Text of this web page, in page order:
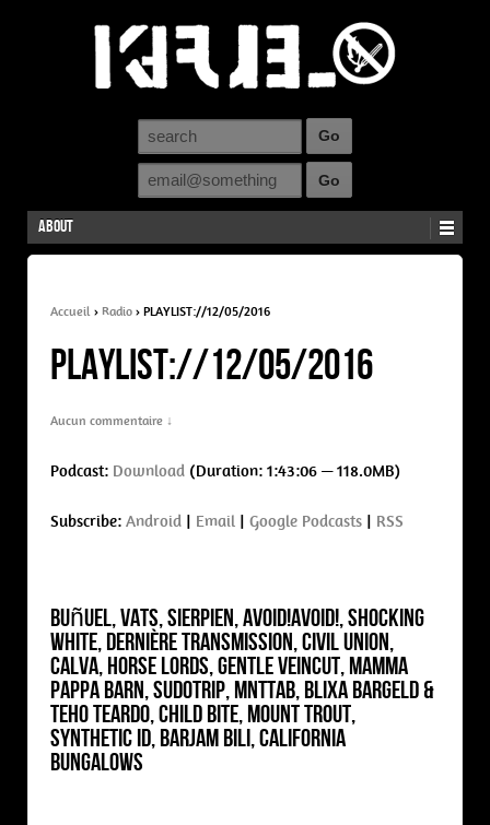
About
Accueil › Radio › PLAYLIST://12/05/2016
PLAYLIST://12/05/2016
Aucun commentaire ↓
Podcast: Download (Duration: 1:43:06 — 118.0MB)
Subscribe: Android Email Google Podcasts RSS
Buñuel, Vats, Sierpien, Avoid!Avoid!, Shocking
White, Dernière Transmission, Civil Union,
Calva, Horse Lords, Gentle Veincut, Mamma
Pappa Barn, SUDOTRIP, MNTTAB, Blixa Bargeld &
Teho Teardo, Child Bite, Mount Trout,
Synthetic ID, Barjam Bili, California
Bungalows